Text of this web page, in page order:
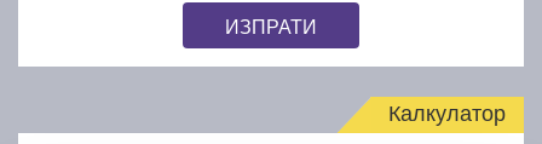
ИЗПРАТИ
Калкулатор